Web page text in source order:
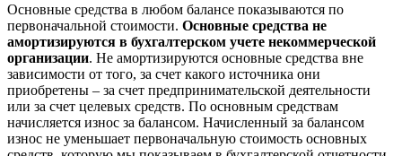
Основные средства в любом балансе показываются по
первоначальной стоимости. Основные средства не
амортизируются в бухгалтерском учете некоммерческой
организации. Не амортизируются основные средства вне
зависимости от того, за счет какого источника они
приобретены – за счет предпринимательской деятельности
или за счет целевых средств. По основным средствам
начисляется износ за балансом. Начисленный за балансом
износ не уменьшает первоначальную стоимость основных